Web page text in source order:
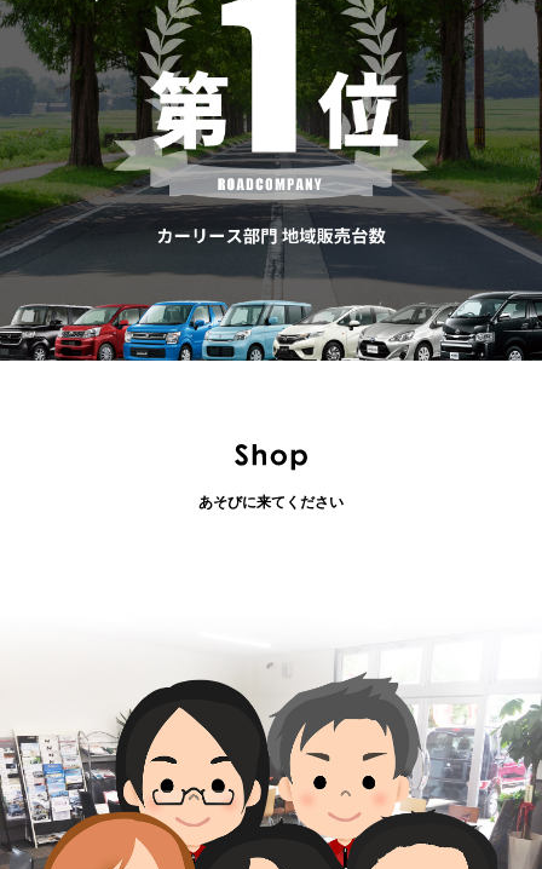
あそびに来てください